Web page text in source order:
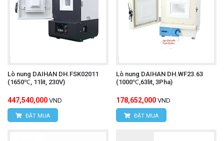
Lò nung DAIHAN DH.FSK02011
(1650℃, 11lit, 230V)
447,540,000 VND
ĐẶT MUA
Lò nung DAIHAN DH.WF23.63
(1000℃,63lit, 3Pha)
178,652,000 VND
ĐẶT MUA